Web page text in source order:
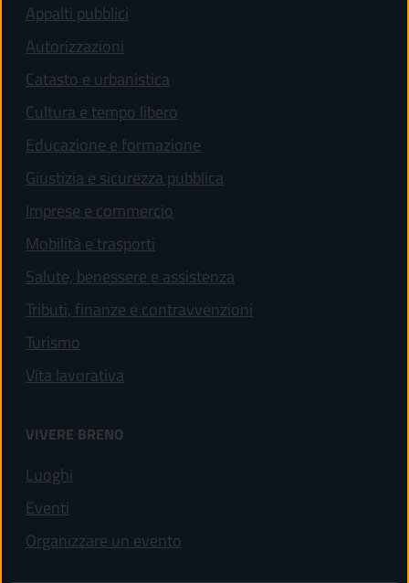
Appalti pubblici
Autorizzazioni
Catasto e urbanistica
Cultura e tempo libero
Educazione e formazione
Giustizia e sicurezza pubblica
Imprese e commercio
Mobilità e trasporti
Salute, benessere e assistenza
Tributi, finanze e contravvenzioni
Turismo
Vita lavorativa
VIVERE BRENO
Luoghi
Eventi
Organizzare un evento